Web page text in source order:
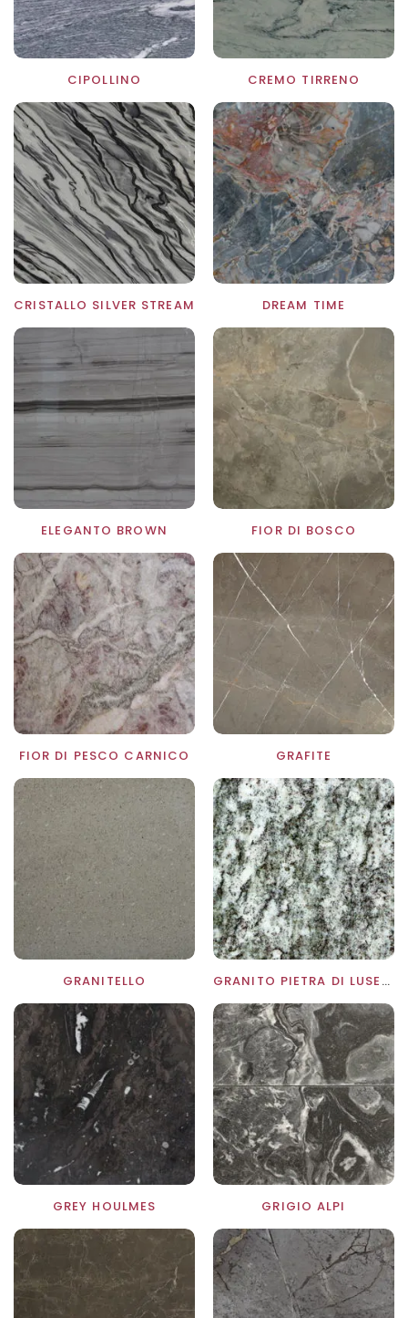
CIPOLLINO CREMO TIRRENO
CRISTALLO SILVER STREAM DREAM TIME
ELEGANTO BROWN FIOR DI BOSCO
FIOR DI PESCO CARNICO GRAFITE
GRANITELLO GRANITO PIETRA DI LUSERNA
GREY HOULMES GRIGIO ALPI